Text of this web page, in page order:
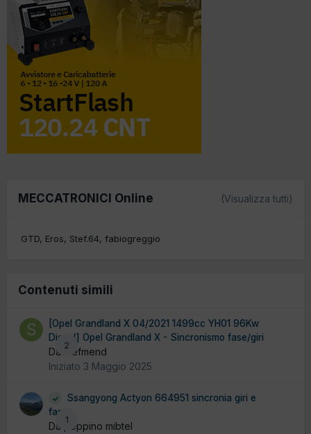
MECCATRONICI Online (Visualizza tutti)
GTD Eros Stef.64 fabiogreggio
Contenuti simili
2
[Opel Grandland X 04/2021 1499cc YH01 96Kw
Diesel] Opel Grandland X - Sincronismo fase/giri
Da stefmend
Iniziato 3 Maggio 2025
1
Ssangyong Actyon 664951 sincronia giri e
fase
Da peppino mibtel